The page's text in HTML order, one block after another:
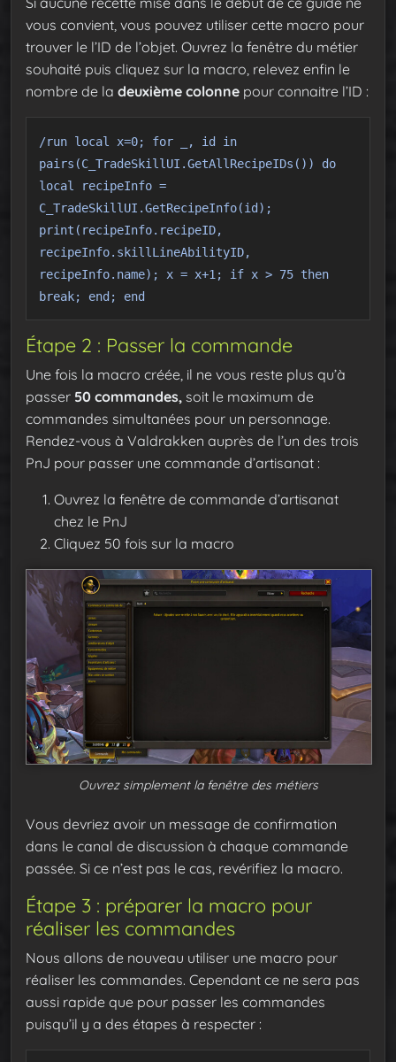
vous convient, vous pouvez utiliser cette macro pour
trouver le l’ID de l’objet. Ouvrez la fenêtre du métier
souhaité puis cliquez sur la macro, relevez enfin le
nombre de la deuxième colonne pour connaitre l’ID :
/run local x=0; for _, id in
pairs(C_TradeSkillUI.GetAllRecipeIDs()) do
local recipeInfo =
C_TradeSkillUI.GetRecipeInfo(id);
print(recipeInfo.recipeID,
recipeInfo.skillLineAbilityID,
recipeInfo.name); x = x+1; if x > 75 then
break; end; end
Étape 2 : Passer la commande
Une fois la macro créée, il ne vous reste plus qu’à
passer 50 commandes, soit le maximum de
commandes simultanées pour un personnage.
Rendez-vous à Valdrakken auprès de l’un des trois
PnJ pour passer une commande d’artisanat :
Ouvrez la fenêtre de commande d’artisanat
chez le PnJ
Cliquez 50 fois sur la macro
Ouvrez simplement la fenêtre des métiers
Vous devriez avoir un message de confirmation
dans le canal de discussion à chaque commande
passée. Si ce n’est pas le cas, revérifiez la macro.
Étape 3 : préparer la macro pour
réaliser les commandes
Nous allons de nouveau utiliser une macro pour
réaliser les commandes. Cependant ce ne sera pas
aussi rapide que pour passer les commandes
puisqu’il y a des étapes à respecter :